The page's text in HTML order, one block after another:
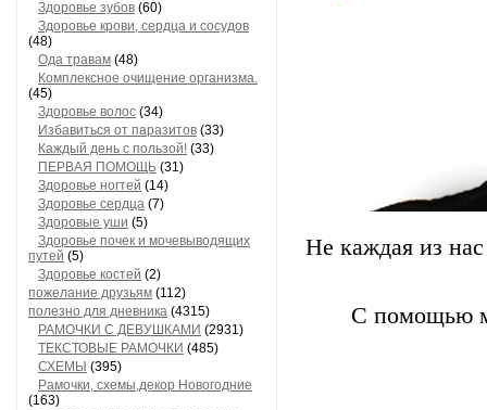
Здоровье зубов (60)
Здоровье крови, сердца и сосудов
(48)
Ода травам (48)
Комплексное очищение организма.
(45)
Здоровье волос (34)
Избавиться от паразитов (33)
Каждый день с пользой! (33)
ПЕРВАЯ ПОМОЩЬ (31)
Здоровье ногтей (14)
Здоровье сердца (7)
Здоровые уши (5)
Здоровье почек и мочевыводящих
путей (5)
Здоровье костей (2)
пожелание друзьям (112)
полезно для дневника (4315)
РАМОЧКИ С ДЕВУШКАМИ (2931)
ТЕКСТОВЫЕ РАМОЧКИ (485)
СХЕМЫ (395)
Рамочки, схемы,декор Новогодние
(163)
Не каждая из
С помощью